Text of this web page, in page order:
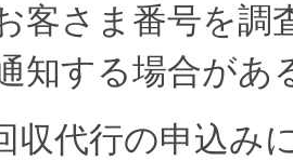
客さま番号を調
知する場合が
収代行の申込み